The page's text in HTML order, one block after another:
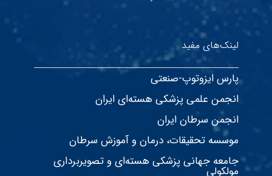
لینک‌های مفید
پارس ایزوتوپ-صنعتی
انجمن علمی پزشکی هسته‌ای ایران
انجمن سرطان ایران
موسسه تحقیقات، درمان و آموزش سرطان
جامعه جهانی پزشکی هسته‌ای و تصویربرداری
مولکولی